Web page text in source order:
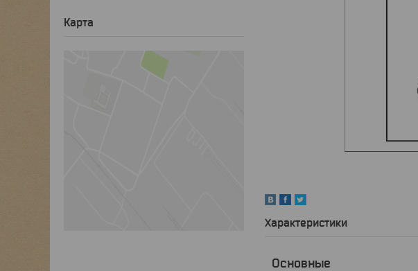
Характеристики
Основные
Карта